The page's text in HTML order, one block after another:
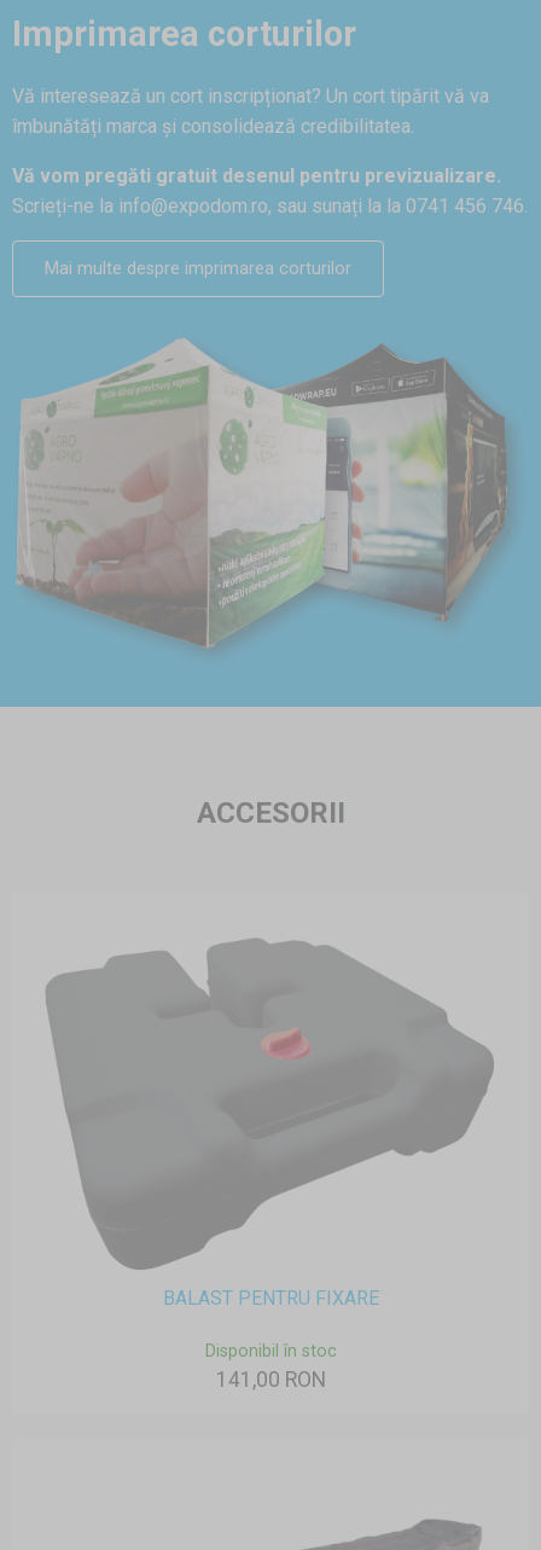
Imprimarea corturilor
Vă interesează un cort inscripționat? Un cort tipărit vă va
îmbunătăți marca și consolidează credibilitatea.
Vă vom pregăti gratuit desenul pentru previzualizare.
Scrieți-ne la info@expodom.ro, sau sunați la la 0741 456 746.
Mai multe despre imprimarea corturilor
ACCESORII
BALAST PENTRU FIXARE
Disponibil în stoc
141,00 RON